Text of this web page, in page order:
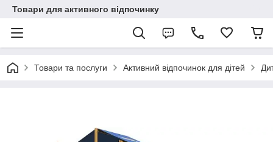
Товари для активного відпочинку
Товари та послуги Активний відпочинок для дітей